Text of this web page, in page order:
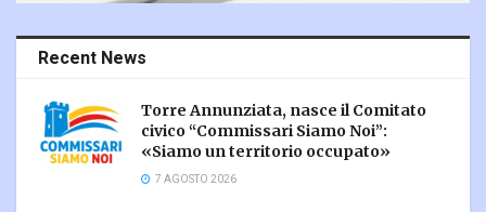
Recent News
Torre Annunziata, nasce il Comitato
civico “Commissari Siamo Noi”:
«Siamo un territorio occupato»
7 AGOSTO 2026